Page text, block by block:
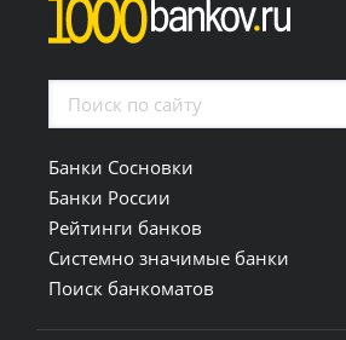
Банки Сосновки
Банки России
Рейтинги банков
Системно значимые банки
Поиск банкоматов